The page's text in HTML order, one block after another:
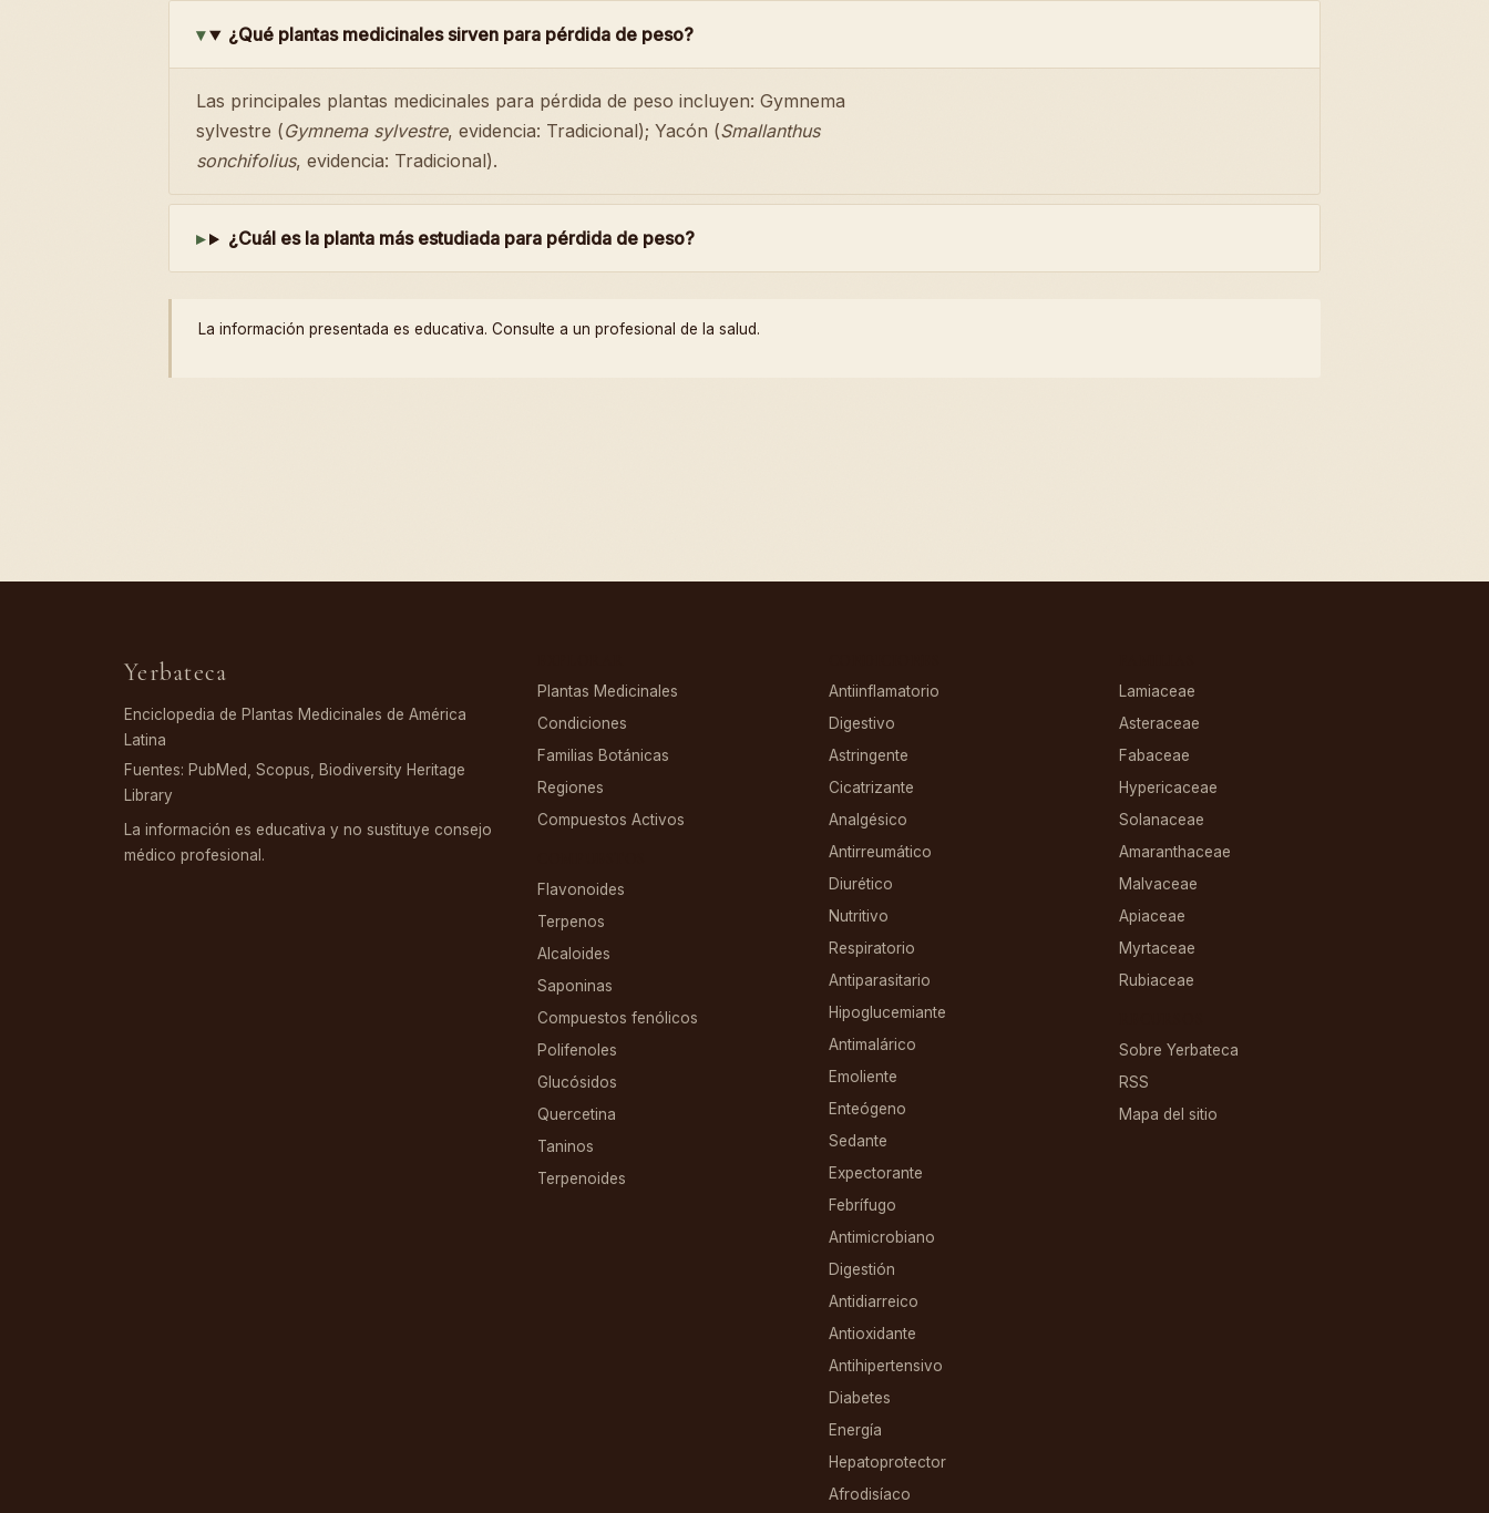
¿Qué plantas medicinales sirven para pérdida de peso?
Las principales plantas medicinales para pérdida de peso incluyen: Gymnema
sylvestre (Gymnema sylvestre, evidencia: Tradicional); Yacón (Smallanthus
sonchifolius, evidencia: Tradicional).
¿Cuál es la planta más estudiada para pérdida de peso?
La información presentada es educativa. Consulte a un profesional de la salud.
Yerbateca
Enciclopedia de Plantas Medicinales de América
Latina
Fuentes: PubMed, Scopus, Biodiversity Heritage
Library
La información es educativa y no sustituye consejo
médico profesional.
Plantas Medicinales
Condiciones
Familias Botánicas
Regiones
Compuestos Activos
Flavonoides
Terpenos
Alcaloides
Saponinas
Compuestos fenólicos
Polifenoles
Glucósidos
Quercetina
Taninos
Terpenoides
Antiinflamatorio
Digestivo
Astringente
Cicatrizante
Analgésico
Antirreumático
Diurético
Nutritivo
Respiratorio
Antiparasitario
Hipoglucemiante
Antimalárico
Emoliente
Enteógeno
Sedante
Expectorante
Febrífugo
Antimicrobiano
Digestión
Antidiarreico
Antioxidante
Antihipertensivo
Diabetes
Energía
Hepatoprotector
Afrodisíaco
Lamiaceae
Asteraceae
Fabaceae
Hypericaceae
Solanaceae
Amaranthaceae
Malvaceae
Apiaceae
Myrtaceae
Rubiaceae
Sobre Yerbateca
RSS
Mapa del sitio